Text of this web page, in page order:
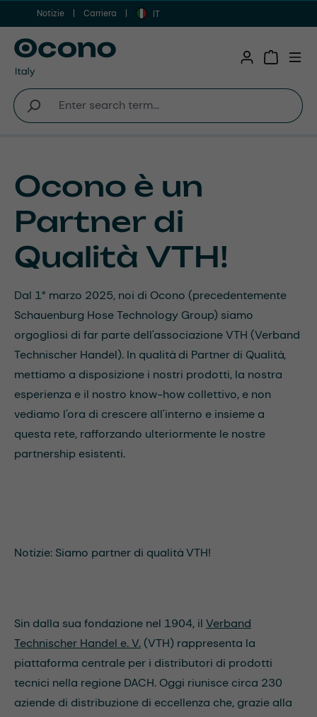
Vai al contenuto principale
Notizie Carriera IT
Ocono è un
Partner di
Qualità VTH!
Dal 1° marzo 2025, noi di Ocono (precedentemente
Schauenburg Hose Technology Group) siamo
orgogliosi di far parte dell'associazione VTH (Verband
Technischer Handel). In qualità di Partner di Qualità,
mettiamo a disposizione i nostri prodotti, la nostra
esperienza e il nostro know-how collettivo, e non
vediamo l'ora di crescere all'interno e insieme a
questa rete, rafforzando ulteriormente le nostre
partnership esistenti.
Notizie: Siamo partner di qualità VTH!
Sin dalla sua fondazione nel 1904, il Verband
Technischer Handel e. V. (VTH) rappresenta la
piattaforma centrale per i distributori di prodotti
tecnici nella regione DACH. Oggi riunisce circa 230
aziende di distribuzione di eccellenza che, grazie alla